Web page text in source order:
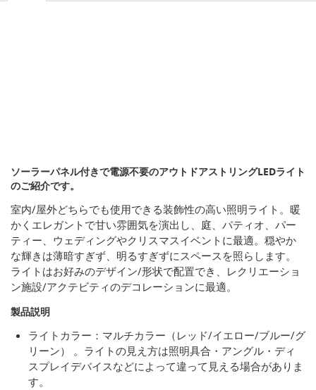
ソーラーパネル付きで電源不要のアウトドアストリングLEDライト
のご紹介です。
室内/屋外どちらでも使用できる装飾性の高い照明ライト。暖
かくエレガントで甘い雰囲気を演出し、庭、パティオ、パー
ティー、ウェディングやクリスマスイベントに最適。穏やか
な輝きは薄暗すぎず、明るすぎずにスペースを照らします。
ライトはお好みのデザイン/形状で配置でき、レクリエーショ
ン施設/アクテビティのデコレーションに最適。
製品説明
ライトカラー：マルチカラー（レッド/イエロー/ブルー/グ
リーン） 。ライトの見え方は照明具合・アングル・ディ
スプレイデバイスなどによって違って見える場合がありま
す。